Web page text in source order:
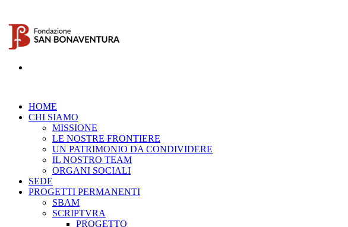
HOME
CHI SIAMO
MISSIONE
LE NOSTRE FRONTIERE
UN PATRIMONIO DA CONDIVIDERE
IL NOSTRO TEAM
ORGANI SOCIALI
SEDE
PROGETTI PERMANENTI
SBAM
SCRIPTVRA
PROGETTO